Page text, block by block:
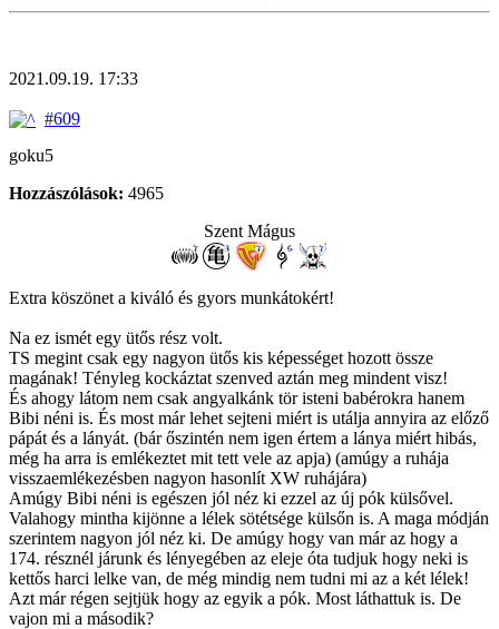
2021.09.19. 17:33
#609
goku5
Hozzászólások: 4965
Szent Mágus
Extra köszönet a kiváló és gyors munkátokért!
Na ez ismét egy ütős rész volt.
TS megint csak egy nagyon ütős kis képességet hozott össze
magának! Tényleg kockáztat szenved aztán meg mindent visz!
És ahogy látom nem csak angyalkánk tör isteni babérokra hanem
Bibi néni is. És most már lehet sejteni miért is utálja annyira az előző
pápát és a lányát. (bár őszintén nem igen értem a lánya miért hibás,
még ha arra is emlékeztet mit tett vele az apja) (amúgy a ruhája
visszaemlékezésben nagyon hasonlít XW ruhájára)
Amúgy Bibi néni is egészen jól néz ki ezzel az új pók külsővel.
Valahogy mintha kijönne a lélek sötétsége külsőn is. A maga módján
szerintem nagyon jól néz ki. De amúgy hogy van már az hogy a
174. résznél járunk és lényegében az eleje óta tudjuk hogy neki is
kettős harci lelke van, de még mindig nem tudni mi az a két lélek!
Azt már régen sejtjük hogy az egyik a pók. Most láthattuk is. De
vajon mi a második?